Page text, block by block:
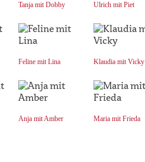
Tanja mit Dobby Ulrich mit Piet
Feline mit Lina Klaudia mit Vicky
Anja mit Amber Maria mit Frieda